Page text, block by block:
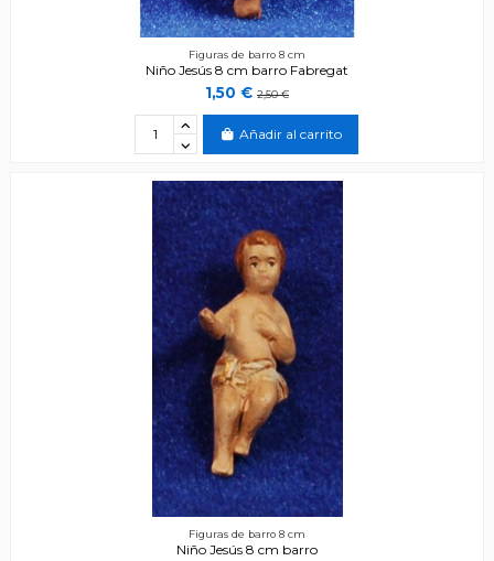
Figuras de barro 8 cm
Niño Jesús 8 cm barro Fabregat
1,50 € 2,50 €
Añadir al carrito
Figuras de barro 8 cm
Niño Jesús 8 cm barro